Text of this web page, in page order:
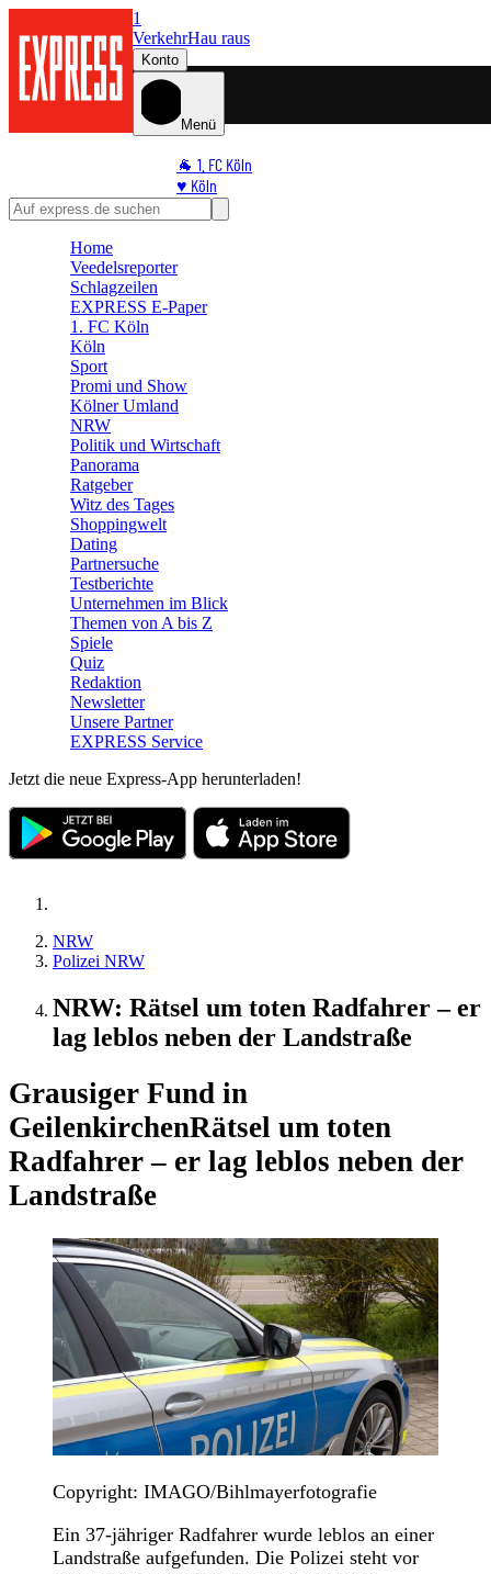
1
VerkehrHau raus
Konto
Menü
🐐 1. FC Köln
♥️ Köln
⭐ Promi
🛒 Shoppingwelt
Home
Veedelsreporter
Schlagzeilen
EXPRESS E-Paper
1. FC Köln
Köln
Sport
Promi und Show
Kölner Umland
NRW
Politik und Wirtschaft
Panorama
Ratgeber
Witz des Tages
Shoppingwelt
Dating
Partnersuche
Testberichte
Unternehmen im Blick
Themen von A bis Z
Spiele
Quiz
Redaktion
Newsletter
Unsere Partner
EXPRESS Service
Jetzt die neue Express-App herunterladen!
NRW
Polizei NRW
NRW: Rätsel um toten Radfahrer – er
lag leblos neben der Landstraße
Grausiger Fund in
GeilenkirchenRätsel um toten
Radfahrer – er lag leblos neben der
Landstraße
Copyright: IMAGO/Bihlmayerfotografie
Ein 37-jähriger Radfahrer wurde leblos an einer
Landstraße aufgefunden. Die Polizei steht vor